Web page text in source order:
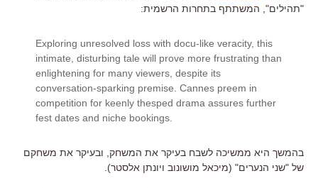
"תהילים", המשתתף בתחרות הרשמית:
Exploring unresolved loss with docu-like veracity, this
intimate, disturbing tale will prove more frustrating than
enlightening for many viewers, despite its
conversation-sparking premise. Cannes preem in
competition for keenly thesped drama assures further
fest dates and niche bookings.
בהמשך היא ממשיכה לשבח בעיקר את המשחק, ובעיקר את משחקם
של "שני הנערים" (מיכאל מושונוב ויונתן אלסטר).